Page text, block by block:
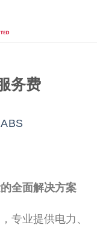
务费
ABS
全面解决方案
专业提供电力、